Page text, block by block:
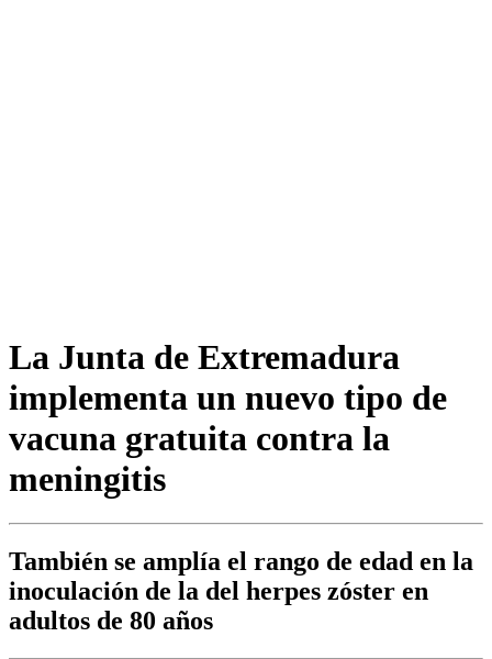
La Junta de Extremadura
implementa un nuevo tipo de
vacuna gratuita contra la
meningitis
También se amplía el rango de edad en la
inoculación de la del herpes zóster en
adultos de 80 años